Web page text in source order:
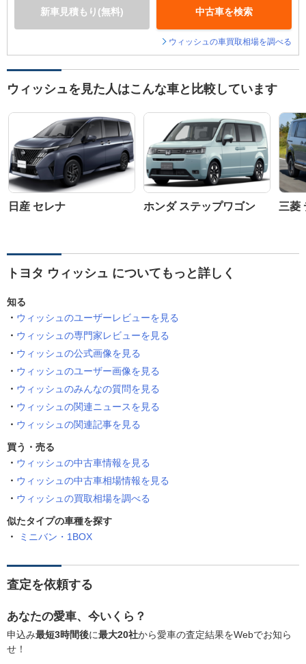
新車見積もり(無料) 中古車を検索
ウィッシュの車買取相場を調べる
ウィッシュを見た人はこんな車と比較しています
日産 セレナ ホンダ ステップワゴン 三菱
トヨタ ウィッシュ についてもっと詳しく
知る
ウィッシュのユーザーレビューを見る
ウィッシュの専門家レビューを見る
ウィッシュの公式画像を見る
ウィッシュのユーザー画像を見る
ウィッシュのみんなの質問を見る
ウィッシュの関連ニュースを見る
ウィッシュの関連記事を見る
買う・売る
ウィッシュの中古車情報を見る
ウィッシュの中古車相場情報を見る
ウィッシュの買取相場を調べる
似たタイプの車種を探す
ミニバン・1BOX
査定を依頼する
あなたの愛車、今いくら？
申込み最短3時間後に最大20社から愛車の査定結果をWebでお知ら
せ！